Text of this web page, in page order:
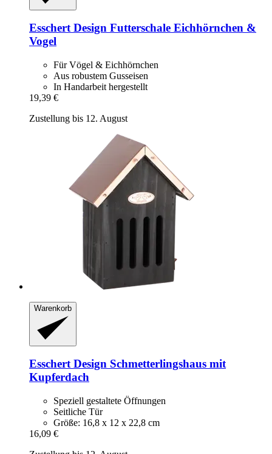
Esschert Design Futterschale Eichhörnchen &
Vogel
Für Vögel & Eichhörnchen
Aus robustem Gusseisen
In Handarbeit hergestellt
19,39 €
Zustellung bis 12. August
Warenkorb
Esschert Design Schmetterlingshaus mit
Kupferdach
Speziell gestaltete Öffnungen
Seitliche Tür
Größe: 16,8 x 12 x 22,8 cm
16,09 €